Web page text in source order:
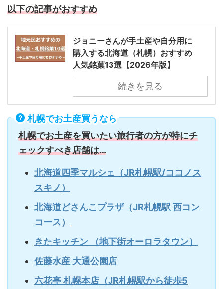
以下の記事がおすすめ
ジョニーさんが手土産や自分用に
購入する北海道（札幌）おすすめ
人気銘菓13選【2026年版】
続きを見る
札幌でお土産買うなら
札幌でお土産を買いたい旅行者の方が特にチ
ェックすべき店舗は…
北海道四季マルシェ（JR札幌駅/ココノス
スキノ）
北海道どさんこプラザ（JR札幌駅 西コン
コース）
きたキッチン （地下街オーロラタウン）
佐藤水産 大通公園店
六花亭 札幌本店（JR札幌駅から徒歩5